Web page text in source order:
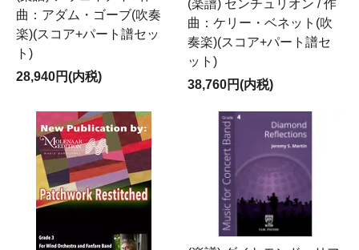
曲：アダム・ゴーブ(吹奏
楽)(スコア+パート譜セッ
ト)
28,940円(内税)
(楽譜) センチュリオン / 作
曲：ケリー・ベネット(吹
奏楽)(スコア+パート譜セ
ット)
38,760円(内税)